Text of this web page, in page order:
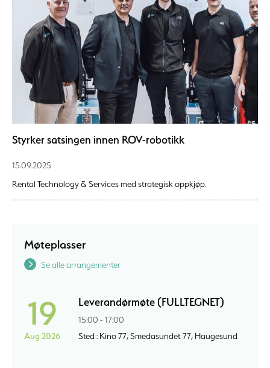
Styrker satsingen innen ROV-robotikk
15.09.2025
Rental Technology & Services med strategisk oppkjøp.
Møteplasser
Se alle arrangementer
19
Aug 2026
Leverandørmøte (FULLTEGNET)
15:00 - 17:00
Sted : Kino 77, Smedasundet 77, Haugesund